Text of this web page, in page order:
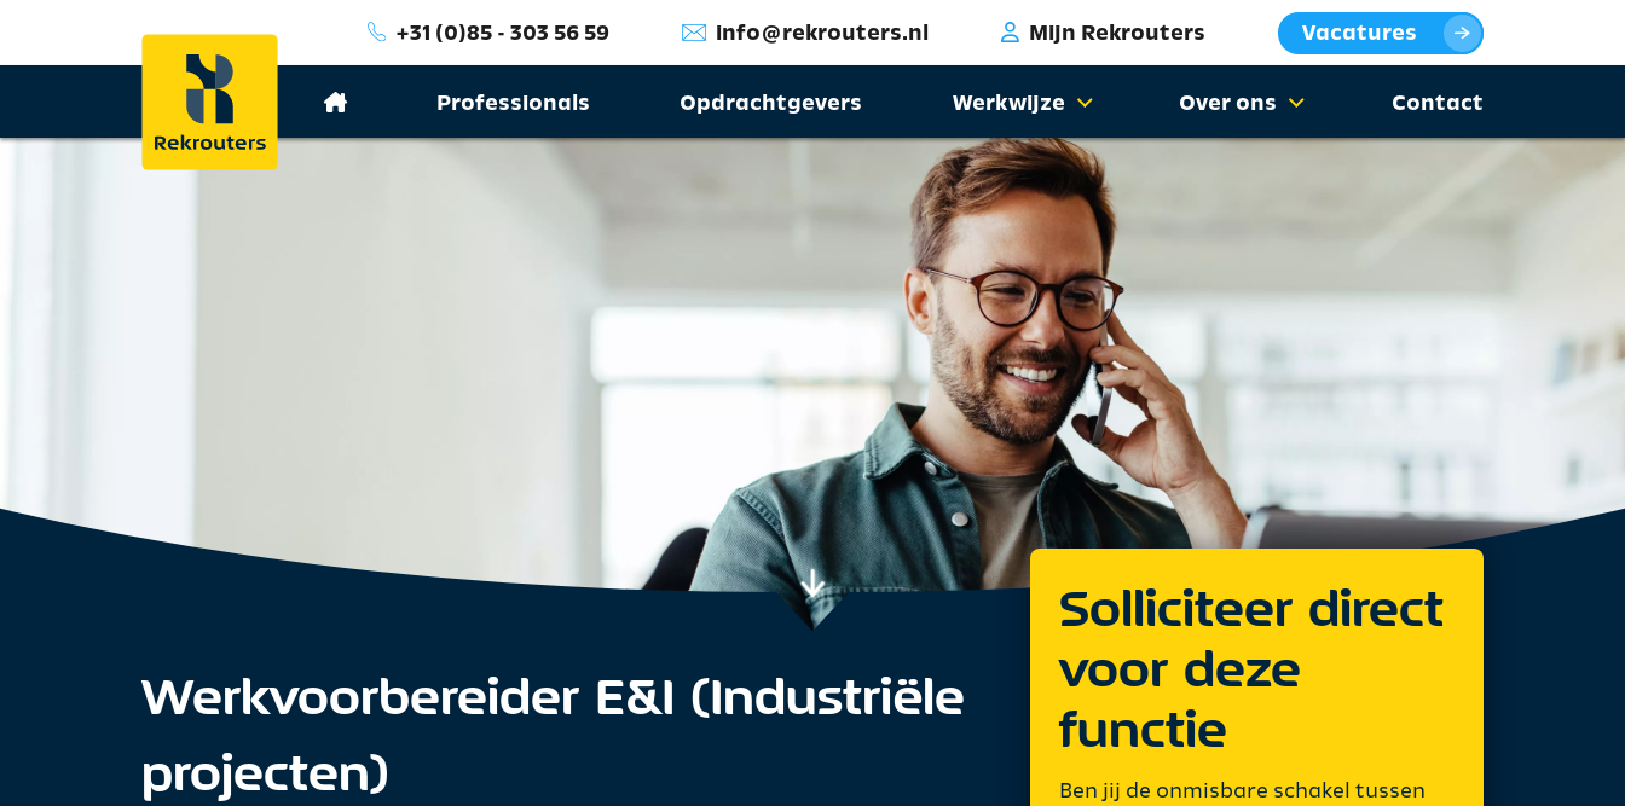
+31 (0)85 - 303 56 59 info@rekrouters.nl Mijn Rekrouters Vacatures
Professionals Opdrachtgevers Werkwijze Over ons Contact
Werkvoorbereider E&I (Industriële
projecten)
Solliciteer direct
voor deze
functie
Ben jij de onmisbare schakel tussen